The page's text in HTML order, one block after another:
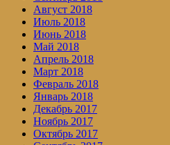
Август 2018
Июль 2018
Июнь 2018
Май 2018
Апрель 2018
Март 2018
Февраль 2018
Январь 2018
Декабрь 2017
Ноябрь 2017
Октябрь 2017